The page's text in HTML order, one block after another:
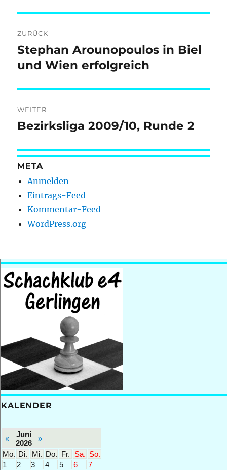
ZURÜCK
Vorheriger
Beitrag:
Stephan Arounopoulos in Biel
und Wien erfolgreich
WEITER
Nächster
Bezirksliga 2009/10, Runde 2
META
Anmelden
Eintrags-Feed
Kommentar-Feed
WordPress.org
KALENDER
«
Juni
2026
»
Mo. Di. Mi. Do. Fr. Sa. So.
1
2 3 4 5 6
7